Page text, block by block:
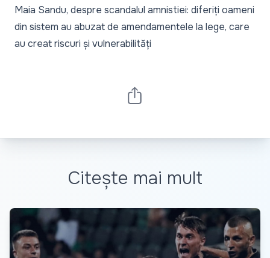
Maia Sandu, despre scandalul amnistiei: diferiți oameni
din sistem au abuzat de amendamentele la lege, care
au creat riscuri și vulnerabilități
Citește mai mult